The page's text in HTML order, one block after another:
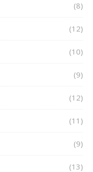
(8)
(12)
(10)
(9)
(12)
(11)
(9)
(13)